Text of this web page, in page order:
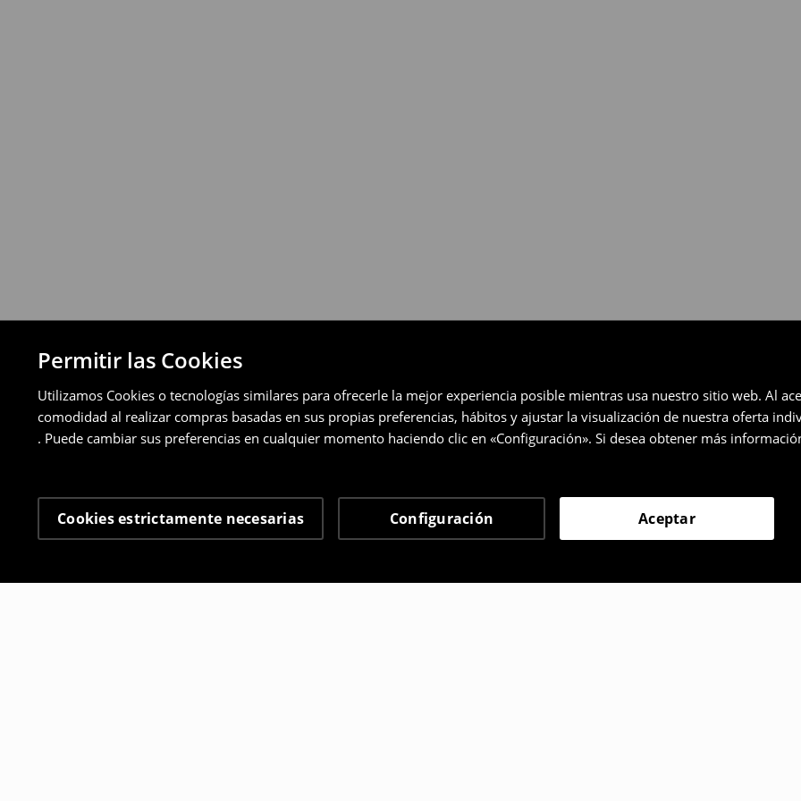
Permitir las Cookies
Utilizamos Cookies o tecnologías similares para ofrecerle la mejor experiencia posible mientras usa nuestro sitio web. Al
comodidad al realizar compras basadas en sus propias preferencias, hábitos y ajustar la visualización de nuestra oferta
. Puede cambiar sus preferencias en cualquier momento haciendo clic en «Configuración». Si desea obtener más
Cookies estrictamente necesarias Configuración Aceptar